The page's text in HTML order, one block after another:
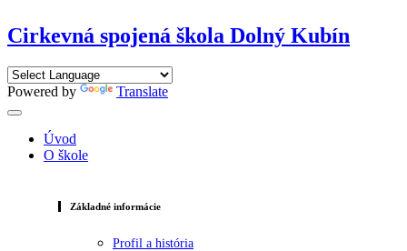
Cirkevná spojená škola Dolný Kubín
Powered by Translate
Úvod
O škole
Základné informácie
Profil a história